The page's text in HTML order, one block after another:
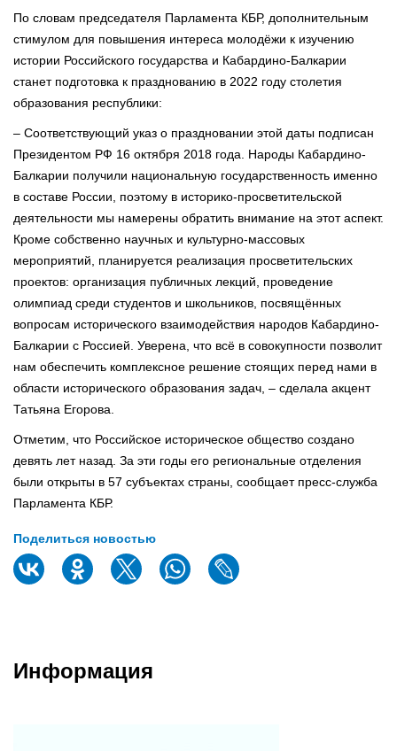
По словам председателя Парламента КБР, дополнительным
стимулом для повышения интереса молодёжи к изучению
истории Российского государства и Кабардино-Балкарии
станет подготовка к празднованию в 2022 году столетия
образования республики:
– Соответствующий указ о праздновании этой даты подписан
Президентом РФ 16 октября 2018 года. Народы Кабардино-
Балкарии получили национальную государственность именно
в составе России, поэтому в историко-просветительской
деятельности мы намерены обратить внимание на этот аспект.
Кроме собственно научных и культурно-массовых
мероприятий, планируется реализация просветительских
проектов: организация публичных лекций, проведение
олимпиад среди студентов и школьников, посвящённых
вопросам исторического взаимодействия народов Кабардино-
Балкарии с Россией. Уверена, что всё в совокупности позволит
нам обеспечить комплексное решение стоящих перед нами в
области исторического образования задач, – сделала акцент
Татьяна Егорова.
Отметим, что Российское историческое общество создано
девять лет назад. За эти годы его региональные отделения
были открыты в 57 субъектах страны, сообщает пресс-служба
Парламента КБР.
Поделиться новостью
Информация